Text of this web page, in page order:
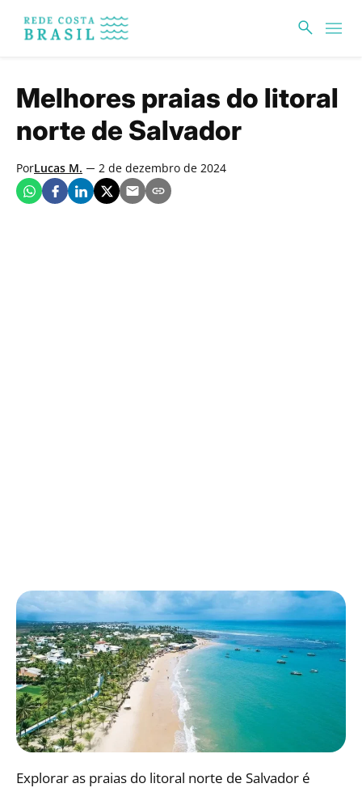
Melhores praias do litoral
norte de Salvador
PorLucas M. 2 de dezembro de 2024
Explorar as praias do litoral norte de Salvador é